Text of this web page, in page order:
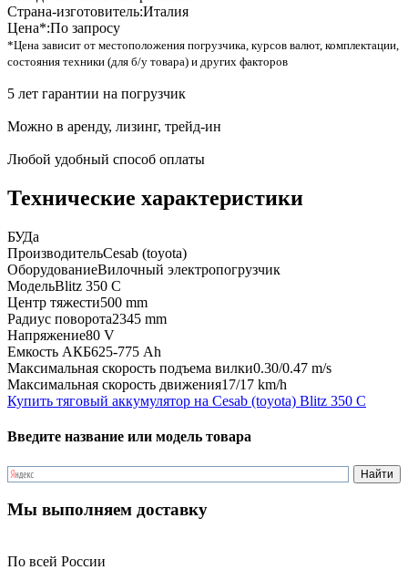
Страна-изготовитель:Италия
Цена*:По запросу
*Цена зависит от местоположения погрузчика, курсов валют, комплектации,
состояния техники (для б/у товара) и других факторов
5 лет гарантии на погрузчик
Можно в аренду, лизинг, трейд-ин
Любой удобный способ оплаты
Технические характеристики
БУДа
ПроизводительCesab (toyota)
ОборудованиеВилочный электропогрузчик
МодельBlitz 350 C
Центр тяжести500 mm
Радиус поворота2345 mm
Напряжение80 V
Емкость АКБ625-775 Ah
Максимальная скорость подъема вилки0.30/0.47 m/s
Максимальная скорость движения17/17 km/h
Купить тяговый аккумулятор на Cesab (toyota) Blitz 350 C
Введите название или модель товара
Мы выполняем доставку
По всей России